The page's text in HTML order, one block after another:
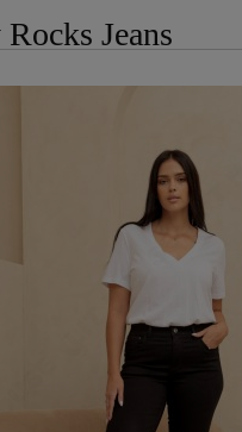
Rocks Jeans